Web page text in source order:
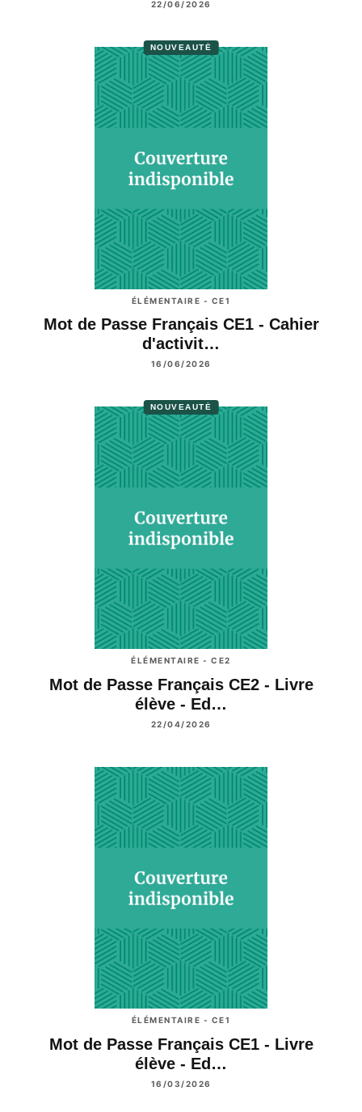
22/06/2026
NOUVEAUTÉ
ÉLÉMENTAIRE - CE1
Mot de Passe Français CE1 - Cahier
d'activit…
16/06/2026
NOUVEAUTÉ
ÉLÉMENTAIRE - CE2
Mot de Passe Français CE2 - Livre
élève - Ed…
22/04/2026
ÉLÉMENTAIRE - CE1
Mot de Passe Français CE1 - Livre
élève - Ed…
16/03/2026